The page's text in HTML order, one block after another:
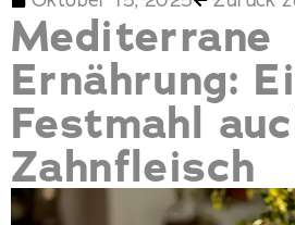
Mediterrane
Ernährung:
Festmahl
Zahnfleisch